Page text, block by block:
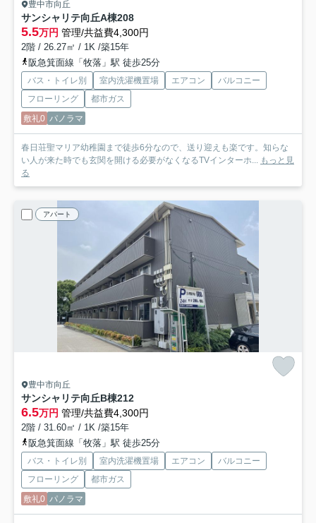
豊中市向丘
サンシャリテ向丘A棟208
5.5万円 管理/共益費4,300円
2階 / 26.27㎡ / 1K /築15年
阪急箕面線「牧落」駅 徒歩25分
バス・トイレ別 室内洗濯機置場 エアコン
バルコニー
フローリング
都市ガス
敷礼0 パノラマ
春日荘聖マリア幼稚園まで徒歩6分なので、送り迎えも楽です。知らな
い人が来た時でも玄関を開ける必要がなくなるTVインターホ... もっと見
る
アパート
豊中市向丘
サンシャリテ向丘B棟212
6.5万円 管理/共益費4,300円
2階 / 31.60㎡ / 1K /築15年
阪急箕面線「牧落」駅 徒歩25分
バス・トイレ別 室内洗濯機置場 エアコン
バルコニー
フローリング
都市ガス
敷礼0 パノラマ